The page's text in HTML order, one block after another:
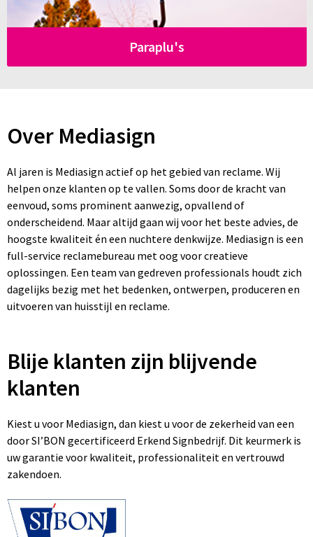
Paraplu's
Over Mediasign
Al jaren is Mediasign actief op het gebied van reclame. Wij
helpen onze klanten op te vallen. Soms door de kracht van
eenvoud, soms prominent aanwezig, opvallend of
onderscheidend. Maar altijd gaan wij voor het beste advies, de
hoogste kwaliteit én een nuchtere denkwijze. Mediasign is een
full-service reclamebureau met oog voor creatieve
oplossingen. Een team van gedreven professionals houdt zich
dagelijks bezig met het bedenken, ontwerpen, produceren en
uitvoeren van huisstijl en reclame.
Blije klanten zijn blijvende
klanten
Kiest u voor Mediasign, dan kiest u voor de zekerheid van een
door SI’BON gecertificeerd Erkend Signbedrijf. Dit keurmerk is
uw garantie voor kwaliteit, professionaliteit en vertrouwd
zakendoen.